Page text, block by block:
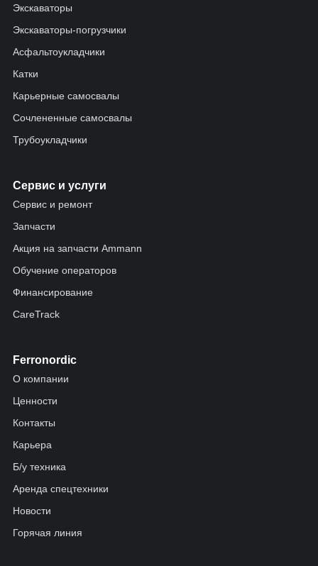
Экскаваторы
Экскаваторы-погрузчики
Асфальтоукладчики
Катки
Карьерные самосвалы
Сочлененные самосвалы
Трубоукладчики
Сервис и услуги
Сервис и ремонт
Запчасти
Акция на запчасти Ammann
Обучение операторов
Финансирование
CareTrack
Ferronordic
О компании
Ценности
Контакты
Карьера
Б/у техника
Аренда спецтехники
Новости
Горячая линия